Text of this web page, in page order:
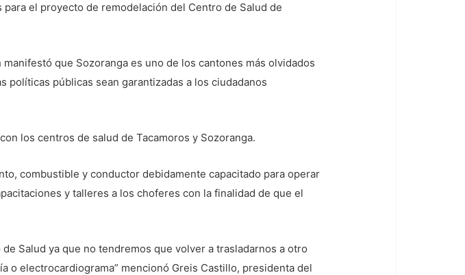
el proyecto de remodelación del Centro de Salud de
que Sozoranga es uno de los cantones más olvidados
políticas públicas sean garantizadas a los ciudadanos
los centros de salud de Tacamoros y Sozoranga.
combustible y conductor debidamente capacitado para operar
y talleres a los choferes con la finalidad de que el
Salud ya que no tendremos que volver a trasladarnos a otro
o electrocardiograma” mencionó Greis Castillo, presidenta del